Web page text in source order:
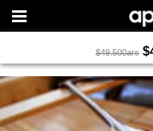
$49.500ars $